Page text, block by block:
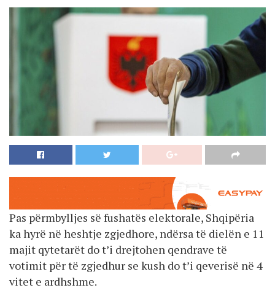
Pas përmbylljes së fushatës elektorale, Shqipëria
ka hyrë në heshtje zgjedhore, ndërsa të dielën e 11
majit qytetarët do t’i drejtohen qendrave të
votimit për të zgjedhur se kush do t’i qeverisë në 4
vitet e ardhshme.